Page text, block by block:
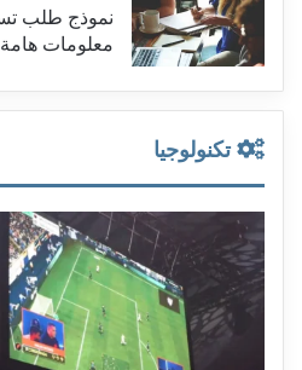
معلومات هامة
تكنولوجيا